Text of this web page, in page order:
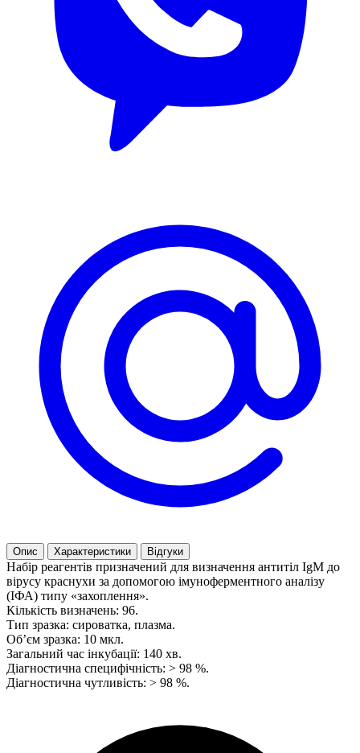
Опис Характеристики Відгуки
Набір реагентів призначений для визначення антитіл IgM до
вірусу краснухи за допомогою імуноферментного аналізу
(ІФА) типу «захоплення».
Кількість визначень: 96.
Тип зразка: сироватка, плазма.
Об’єм зразка: 10 мкл.
Загальний час інкубації: 140 хв.
Діагностична специфічність: > 98 %.
Діагностична чутливість: > 98 %.